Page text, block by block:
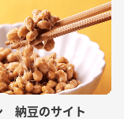
納豆のサイト